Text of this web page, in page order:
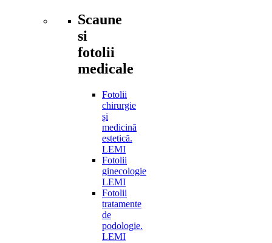
Scaune
si
fotolii
medicale
Fotolii
chirurgie
și
medicină
estetică.
LEMI
Fotolii
ginecologie
LEMI
Fotolii
tratamente
de
podologie.
LEMI